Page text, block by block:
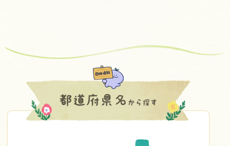
都道府県名 から探す